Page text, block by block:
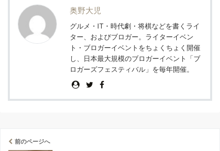
奥野大児
グルメ・IT・時代劇・将棋などを書くライ
ター、およびブロガー。ライターイベン
ト・ブロガーイベントをちょくちょく開催
し、日本最大規模のブロガーイベント「ブ
ロガーズフェスティバル」を毎年開催。
前のページへ